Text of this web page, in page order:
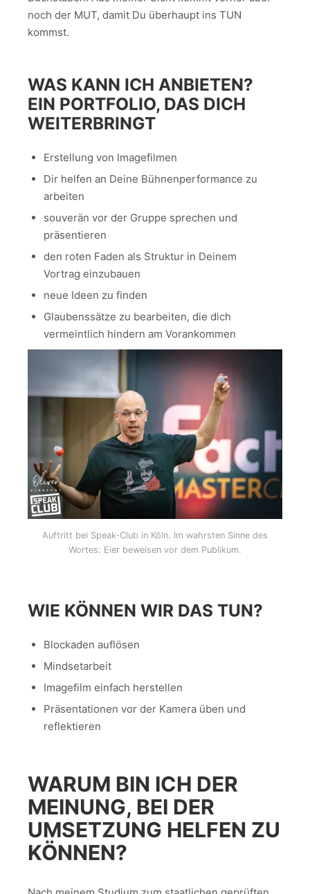
noch der MUT, damit Du überhaupt ins TUN
kommst.
WAS KANN ICH ANBIETEN?
EIN PORTFOLIO, DAS DICH
WEITERBRINGT
Erstellung von Imagefilmen
Dir helfen an Deine Bühnenperformance zu
arbeiten
souverän vor der Gruppe sprechen und
präsentieren
den roten Faden als Struktur in Deinem
Vortrag einzubauen
neue Ideen zu finden
Glaubenssätze zu bearbeiten, die dich
vermeintlich hindern am Vorankommen
Auftritt bei Speak-Club in Köln. Im wahrsten Sinne des
Wortes: Eier beweisen vor dem Publikum.
WIE KÖNNEN WIR DAS TUN?
Blockaden auflösen
Mindsetarbeit
Imagefilm einfach herstellen
Präsentationen vor der Kamera üben und
reflektieren
WARUM BIN ICH DER
MEINUNG, BEI DER
UMSETZUNG HELFEN ZU
KÖNNEN?